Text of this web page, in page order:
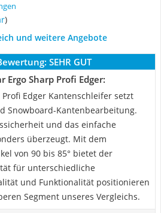
)
und weitere Angebote
SEHR GUT
Ergo Sharp Profi Edger:
Profi Edger Kantenschleifer setzt
Snowboard-Kantenbearbeitung.
und das einfache
überzeugt. Mit dem
von 90 bis 85° bietet der
für unterschiedliche
und Funktionalität positionieren
Segment unseres Vergleichs.